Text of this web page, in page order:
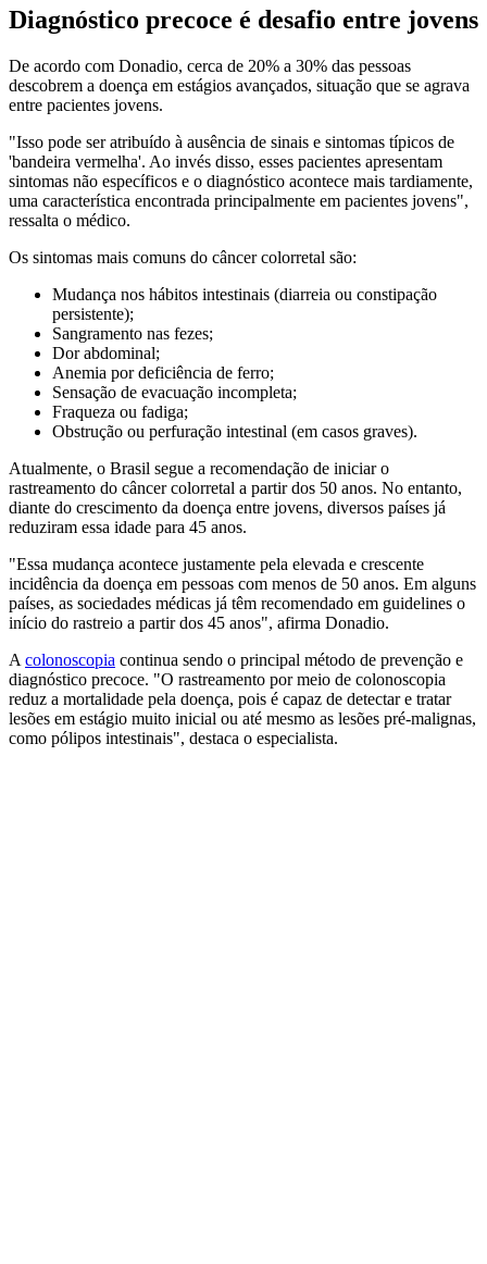
Diagnóstico precoce é desafio entre jovens
De acordo com Donadio, cerca de 20% a 30% das pessoas
descobrem a doença em estágios avançados, situação que se agrava
entre pacientes jovens.
"Isso pode ser atribuído à ausência de sinais e sintomas típicos de
'bandeira vermelha'. Ao invés disso, esses pacientes apresentam
sintomas não específicos e o diagnóstico acontece mais tardiamente,
uma característica encontrada principalmente em pacientes jovens",
ressalta o médico.
Os sintomas mais comuns do câncer colorretal são:
Mudança nos hábitos intestinais (diarreia ou constipação
persistente);
Sangramento nas fezes;
Dor abdominal;
Anemia por deficiência de ferro;
Sensação de evacuação incompleta;
Fraqueza ou fadiga;
Obstrução ou perfuração intestinal (em casos graves).
Atualmente, o Brasil segue a recomendação de iniciar o
rastreamento do câncer colorretal a partir dos 50 anos. No entanto,
diante do crescimento da doença entre jovens, diversos países já
reduziram essa idade para 45 anos.
"Essa mudança acontece justamente pela elevada e crescente
incidência da doença em pessoas com menos de 50 anos. Em alguns
países, as sociedades médicas já têm recomendado em guidelines o
início do rastreio a partir dos 45 anos", afirma Donadio.
A colonoscopia continua sendo o principal método de prevenção e
diagnóstico precoce. "O rastreamento por meio de colonoscopia
reduz a mortalidade pela doença, pois é capaz de detectar e tratar
lesões em estágio muito inicial ou até mesmo as lesões pré-malignas,
como pólipos intestinais", destaca o especialista.